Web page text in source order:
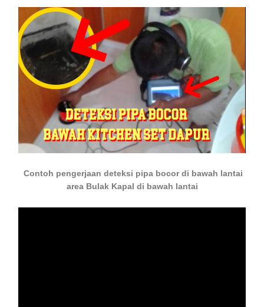
Contoh pengerjaan deteksi pipa bocor di bawah lantai
area Bulak Kapal di bawah lantai